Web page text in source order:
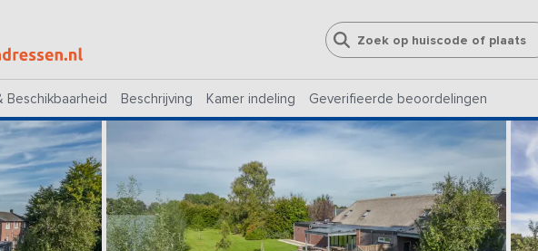
Beschikbaarheid Beschrijving Kamer indeling Geverifieerde beoordelingen